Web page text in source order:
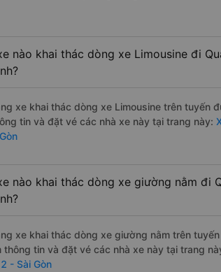
nào khai thác dòng xe Limousine đi
xe khai thác dòng xe Limousine trên tuyến
tin và đặt vé các nhà xe này tại trang này:
nào khai thác dòng xe giường nằm đi
xe khai thác dòng xe giường nằm trên
thông tin và đặt vé các nhà xe này tại trang
- Sài Gòn